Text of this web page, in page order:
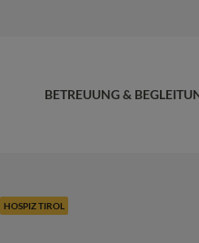
BETREUUNG &
HOSPIZ TIROL